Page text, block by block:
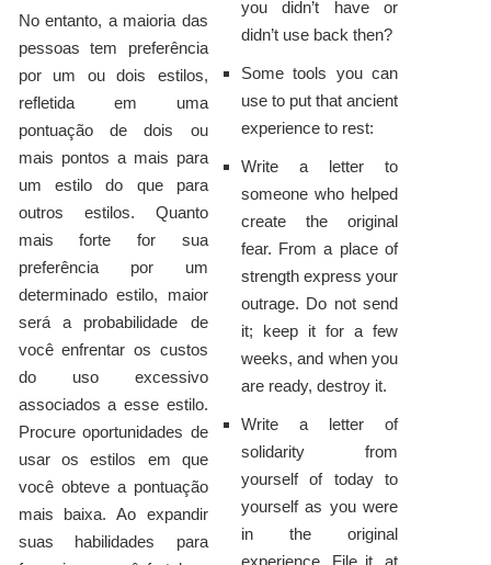
No entanto, a maioria das
pessoas tem preferência
por um ou dois estilos,
refletida em uma
pontuação de dois ou
mais pontos a mais para
um estilo do que para
outros estilos. Quanto
mais forte for sua
preferência por um
determinado estilo, maior
será a probabilidade de
você enfrentar os custos
do uso excessivo
associados a esse estilo.
Procure oportunidades de
usar os estilos em que
você obteve a pontuação
mais baixa. Ao expandir
suas habilidades para
you didn’t have or
didn’t use back then?
Some tools you can
use to put that ancient
experience to rest:
Write a letter to
someone who helped
create the original
fear. From a place of
strength express your
outrage. Do not send
it; keep it for a few
weeks, and when you
are ready, destroy it.
Write a letter of
solidarity from
yourself of today to
yourself as you were
in the original
experience. File it, at